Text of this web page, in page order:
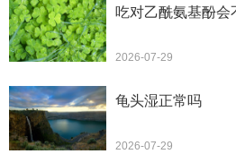
吃对乙酰氨基酚会
2026-07-29
龟头湿正常吗
2026-07-29